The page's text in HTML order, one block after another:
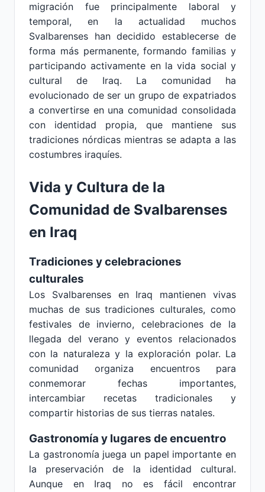
migración fue principalmente laboral y
temporal, en la actualidad muchos
Svalbarenses han decidido establecerse de
forma más permanente, formando familias y
participando activamente en la vida social y
cultural de Iraq. La comunidad ha
evolucionado de ser un grupo de expatriados
a convertirse en una comunidad consolidada
con identidad propia, que mantiene sus
tradiciones nórdicas mientras se adapta a las
costumbres iraquíes.
Vida y Cultura de la
Comunidad de Svalbarenses
en Iraq
Tradiciones y celebraciones
culturales
Los Svalbarenses en Iraq mantienen vivas
muchas de sus tradiciones culturales, como
festivales de invierno, celebraciones de la
llegada del verano y eventos relacionados
con la naturaleza y la exploración polar. La
comunidad organiza encuentros para
conmemorar fechas importantes,
intercambiar recetas tradicionales y
compartir historias de sus tierras natales.
Gastronomía y lugares de encuentro
La gastronomía juega un papel importante en
la preservación de la identidad cultural.
Aunque en Iraq no es fácil encontrar